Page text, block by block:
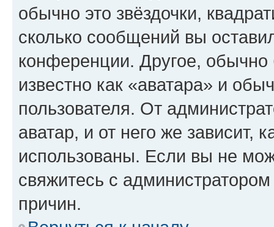
обычно это звёздочки,
сколько сообщений вы
конференции. Другое,
известно как «аватара» и
пользователя. От
аватар, и от него же зависит,
использованы. Если вы не
свяжитесь с
причин.